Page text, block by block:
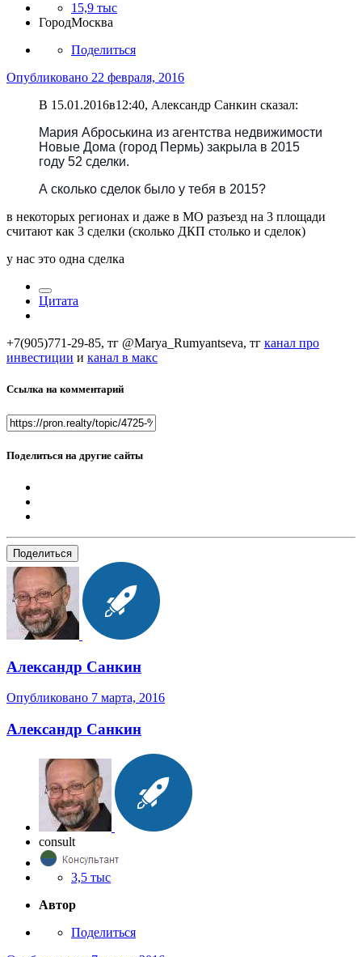
15,9 тыс
ГородМосква
Поделиться
Опубликовано 22 февраля, 2016
В 15.01.2016в12:40, Александр Санкин сказал:
Мария Аброськина из агентства недвижимости
Новые Дома (город Пермь) закрыла в 2015
году 52 сделки.
А сколько сделок было у тебя в 2015?
в некоторых регионах и даже в МО разъезд на 3 площади
считают как 3 сделки (сколько ДКП столько и сделок)
у нас это одна сделка
Цитата
+7(905)771-29-85, тг @Marya_Rumyantseva, тг канал про
инвестиции и канал в макс
Ссылка на комментарий
Поделиться на другие сайты
Поделиться
Александр Санкин
Опубликовано 7 марта, 2016
Александр Санкин
consult
3,5 тыс
Автор
Поделиться